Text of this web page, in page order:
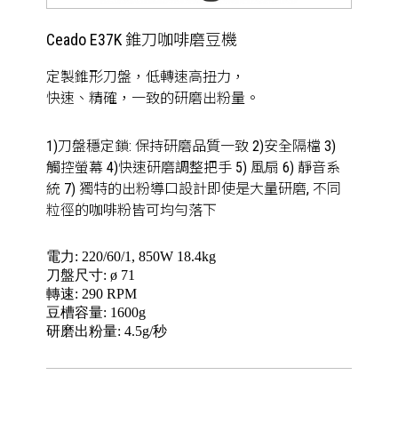
Ceado E37K 錐刀咖啡磨豆機
定製錐形刀盤，低轉速高扭力，
快速、精確，一致的研磨出粉量。
1)刀盤穩定鎖: 保持研磨品質一致 2)安全隔檔 3)
觸控螢幕 4)快速研磨調整把手 5) 風扇 6) 靜音系
統 7) 獨特的出粉導口設計即使是大量研磨, 不同
粒徑的咖啡粉皆可均勻落下
電力: 220/60/1, 850W 18.4kg
刀盤尺寸: ø 71
轉速: 290 RPM
豆槽容量: 1600g
研磨出粉量: 4.5g/秒